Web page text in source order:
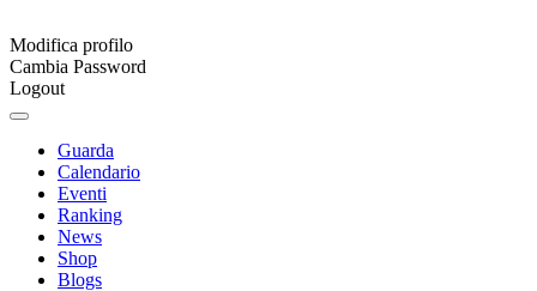
Modifica profilo
Cambia Password
Logout
Guarda
Calendario
Eventi
Ranking
News
Shop
Blogs